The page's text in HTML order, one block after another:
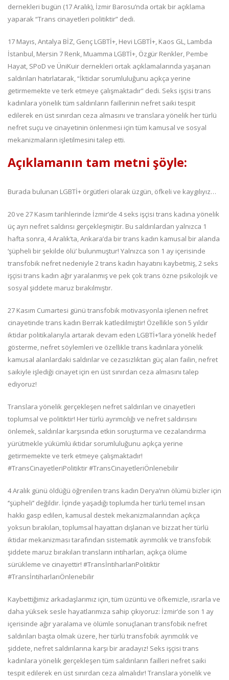
dernekleri bugün (17 Aralık), İzmir Barosu’nda ortak bir açıklama
yaparak “Trans cinayetleri politiktir” dedi.
17 Mayıs, Antalya BİZ, Genç LGBTİ+, Hevi LGBTİ+, Kaos GL, Lambda
İstanbul, Mersin 7 Renk, Muamma LGBTİ+, Özgür Renkler, Pembe
Hayat, SPoD ve ÜniKuir dernekleri ortak açıklamalarında yaşanan
saldırıları hatırlatarak, “İktidar sorumluluğunu açıkça yerine
getirmemekte ve terk etmeye çalışmaktadır” dedi. Seks işçisi trans
kadınlara yönelik tüm saldırıların faillerinin nefret saiki tespit
edilerek en üst sınırdan ceza almasını ve translara yönelik her türlü
nefret suçu ve cinayetinin önlenmesi için tüm kamusal ve sosyal
mekanizmaların işletilmesini talep etti.
Açıklamanın tam metni şöyle:
Burada bulunan LGBTİ+ örgütleri olarak üzgün, öfkeli ve kaygılıyız…
20 ve 27 Kasım tarihlerinde İzmir’de 4 seks işçisi trans kadına yönelik
üç ayrı nefret saldırısı gerçekleşmiştir. Bu saldırılardan yalnızca 1
hafta sonra, 4 Aralık’ta, Ankara’da bir trans kadın kamusal bir alanda
‘şüpheli bir şekilde ölü’ bulunmuştur! Yalnızca son 1 ay içerisinde
transfobik nefret nedeniyle 2 trans kadın hayatını kaybetmiş, 2 seks
işçisi trans kadın ağır yaralanmış ve pek çok trans özne psikolojik ve
sosyal şiddete maruz bırakılmıştır.
27 Kasım Cumartesi günü transfobik motivasyonla işlenen nefret
cinayetinde trans kadın Berrak katledilmiştir! Özellikle son 5 yıldır
iktidar politikalarıyla artarak devam eden LGBTİ+’lara yönelik hedef
gösterme, nefret söylemleri ve özellikle trans kadınlara yönelik
kamusal alanlardaki saldırılar ve cezasızlıktan güç alan failin, nefret
saikiyle işlediği cinayet için en üst sınırdan ceza almasını talep
ediyoruz!
Translara yönelik gerçekleşen nefret saldırıları ve cinayetleri
toplumsal ve politiktir! Her türlü ayrımcılığı ve nefret saldırısını
önlemek, saldırılar karşısında etkin soruşturma ve cezalandırma
yürütmekle yükümlü iktidar sorumluluğunu açıkça yerine
getirmemekte ve terk etmeye çalışmaktadır!
#TransCinayetleriPolitiktir #TransCinayetleriÖnlenebilir
4 Aralık günü öldüğü öğrenilen trans kadın Derya’nın ölümü bizler için
‘’şüpheli’’ değildir. İçinde yaşadığı toplumda her türlü temel insan
hakkı gasp edilen, kamusal destek mekanizmalarından açıkça
yoksun bırakılan, toplumsal hayattan dışlanan ve bizzat her türlü
iktidar mekanizması tarafından sistematik ayrımcılık ve transfobik
şiddete maruz bırakılan transların intiharları, açıkça ölüme
sürükleme ve cinayettir! #TransİntiharlarıPolitiktir
#TransİntiharlarıÖnlenebilir
Kaybettiğimiz arkadaşlarımız için, tüm üzüntü ve öfkemizle, ısrarla ve
daha yüksek sesle hayatlarımıza sahip çıkıyoruz: İzmir’de son 1 ay
içerisinde ağır yaralama ve ölümle sonuçlanan transfobik nefret
saldırıları başta olmak üzere, her türlü transfobik ayrımcılık ve
şiddete, nefret saldırılarına karşı bir aradayız! Seks işçisi trans
kadınlara yönelik gerçekleşen tüm saldırıların failleri nefret saiki
tespit edilerek en üst sınırdan ceza almalıdır! Translara yönelik ve